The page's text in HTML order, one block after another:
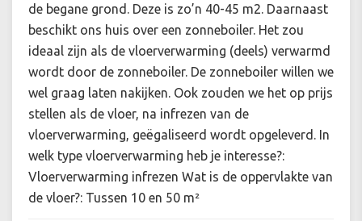
de begane grond. Deze is zo’n 40-45 m2. Daarnaast
beschikt ons huis over een zonneboiler. Het zou
ideaal zijn als de vloerverwarming (deels) verwarmd
wordt door de zonneboiler. De zonneboiler willen we
wel graag laten nakijken. Ook zouden we het op prijs
stellen als de vloer, na infrezen van de
vloerverwarming, geëgaliseerd wordt opgeleverd. In
welk type vloerverwarming heb je interesse?:
Vloerverwarming infrezen Wat is de oppervlakte van
de vloer?: Tussen 10 en 50 m²